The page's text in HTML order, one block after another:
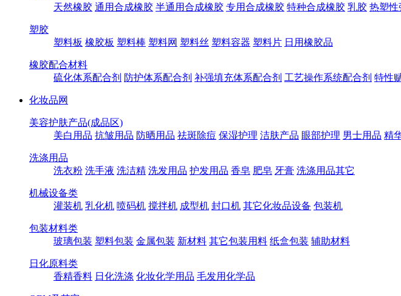
天然橡胶 通用合成橡胶 半通用合成橡胶 专用合成橡胶 特种合成橡胶 乳胶 热塑性
塑胶
塑料板 橡胶板 塑料棒 塑料网 塑料丝 塑料容器 塑料片 日用橡胶品
橡胶配合材料
硫化体系配合剂 防护体系配合剂 补强填充体系配合剂 工艺操作系统配合剂 特性
化妆品网
美容护肤产品(成品区)
美白用品 抗皱用品 防晒用品 祛斑除痘 保湿护理 洁肤产品 眼部护理 男士用品 精
洗涤用品
洗衣粉 洗手液 洗洁精 洗发用品 护发用品 香皂 肥皂 牙膏 洗涤用品其它
机械设备类
灌装机 乳化机 喷码机 搅拌机 成型机 封口机 其它化妆品设备 包装机
包装材料类
玻璃包装 塑料包装 金属包装 新材料 其它包装用料 纸盒包装 辅助材料
日化原料类
香精香料 日化洗涤 化妆化学用品 毛发用化学品